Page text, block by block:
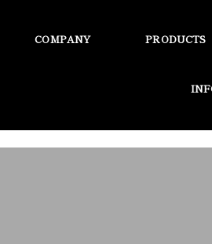
COMPANY PRODUCTS